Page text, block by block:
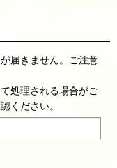
届きません。ご注意
処理される場合がご
ください。